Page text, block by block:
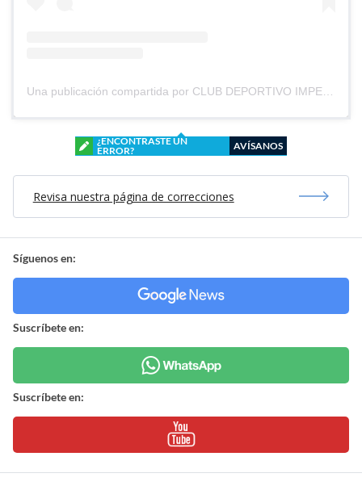
¿ENCONTRASTE UN
ERROR?
AVÍSANOS
Revisa nuestra página de correcciones
Síguenos en:
Suscríbete en:
Suscríbete en: